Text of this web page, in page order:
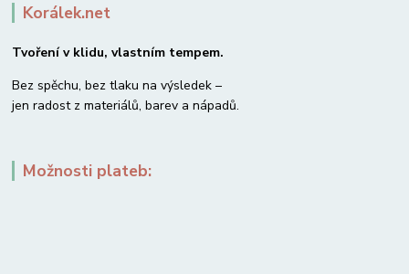
Korálek.net
Tvoření v klidu, vlastním tempem.
Bez spěchu, bez tlaku na výsledek –
jen radost z materiálů, barev a nápadů.
Možnosti plateb: